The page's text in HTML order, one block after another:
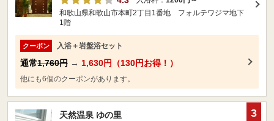
和歌山県和歌山市本町2丁目1番地 フォルテワジマ地下
1階
クーポン 入浴＋岩盤浴セット
通常1,760円 → 1,630円（130円お得！）
他にも6個のクーポンがあります。
天然温泉 ゆの里
3